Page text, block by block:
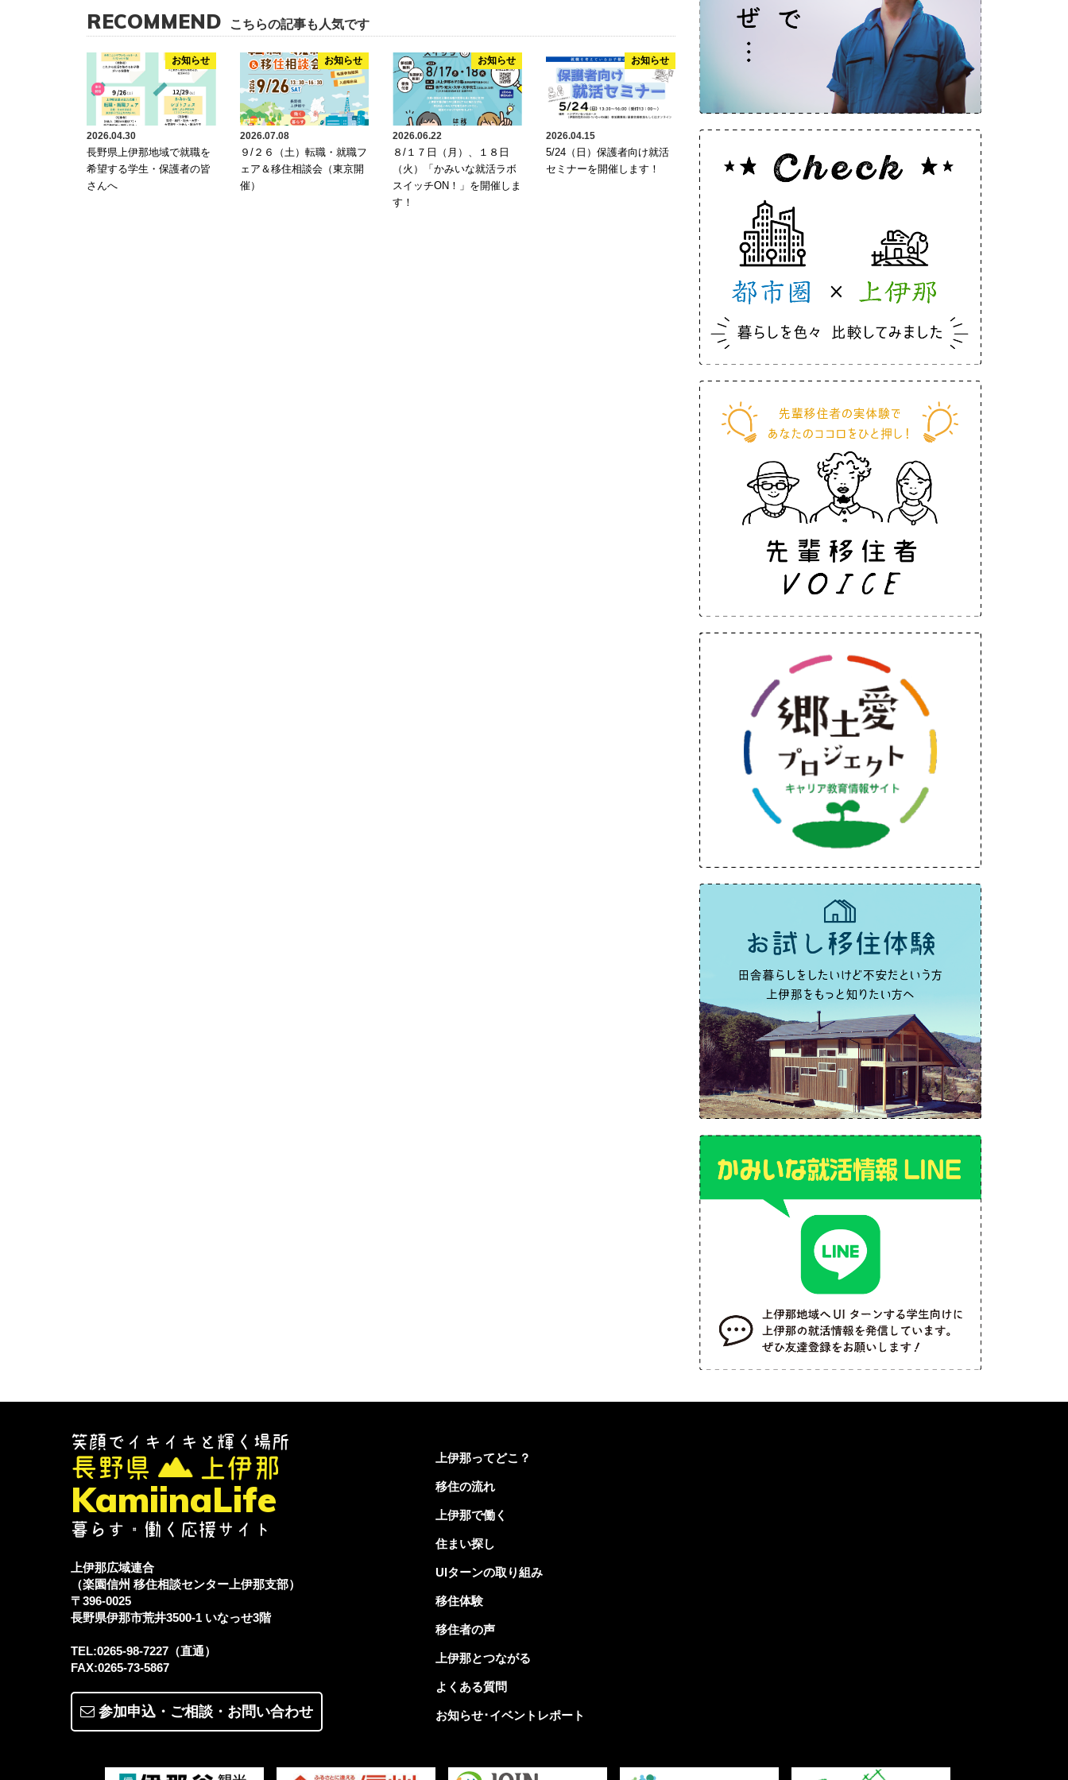
RECOMMEND こちらの記事も人気です
お知らせ
2026.04.30
長野県上伊那地域で就職を
希望する学生・保護者の皆
さんへ
お知らせ
2026.07.08
９/２６（土）転職・就職フ
ェア＆移住相談会（東京開
催）
お知らせ
2026.06.22
８/１７日（月）、１８日
（火）「かみいな就活ラボ
スイッチON！」を開催しま
す！
お知らせ
2026.04.15
5/24（日）保護者向け就活
セミナーを開催します！
笑顔でイキイキと輝く場所
長野県 上伊那
KamiinaLife
暮らす・働く応援サイト
上伊那広域連合
（楽園信州 移住相談センター上伊那支部）
〒396-0025
長野県伊那市荒井3500-1 いなっせ3階
TEL:0265-98-7227（直通）
FAX:0265-73-5867
参加申込・ご相談・ お問い合わせ
上伊那ってどこ？
移住の流れ
上伊那で働く
住まい探し
UIターンの取り組み
移住体験
移住者の声
上伊那とつながる
よくある質問
お知らせ･イベントレポート